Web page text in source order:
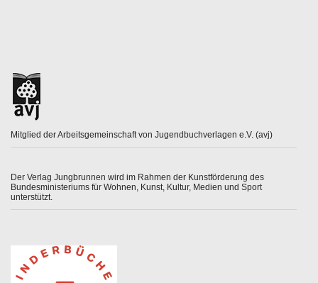
Mitglied der Arbeitsgemeinschaft von Jugendbuchverlagen e.V. (avj)
Der Verlag Jungbrunnen wird im Rahmen der Kunstförderung des
Bundesministeriums für Wohnen, Kunst, Kultur, Medien und Sport
unterstützt.